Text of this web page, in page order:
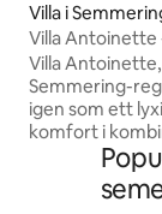
Villa i
Villa Antoinette
Villa
Semmering-
igen som ett
komfort i
atmosfären i
1800-talet –
förvänta sig i